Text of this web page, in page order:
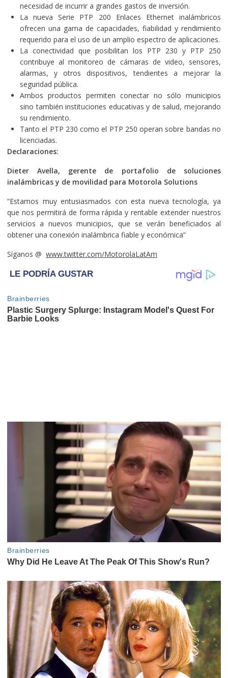
necesidad de incurrir a grandes gastos de inversión.
La nueva Serie PTP 200 Enlaces Ethernet inalámbricos
ofrecen una gama de capacidades, fiabilidad y rendimiento
requerido para el uso de un amplio espectro de aplicaciones.
La conectividad que posibilitan los PTP 230 y PTP 250
contribuye al monitoreo de cámaras de video, sensores,
alarmas, y otros dispositivos, tendientes a mejorar la
seguridad pública.
Ambos productos permiten conectar no sólo municipios
sino también instituciones educativas y de salud, mejorando
su rendimiento.
Tanto el PTP 230 como el PTP 250 operan sobre bandas no
licenciadas.
Declaraciones:
Dieter Avella, gerente de portafolio de soluciones
inalámbricas y de movilidad para Motorola Solutions
“Estamos muy entusiasmados con esta nueva tecnología, ya
que nos permitirá de forma rápida y rentable extender nuestros
servicios a nuevos municipios, que se verán beneficiados al
obtener una conexión inalámbrica fiable y económica”
Síganos @ www.twitter.com/MotorolaLatAm